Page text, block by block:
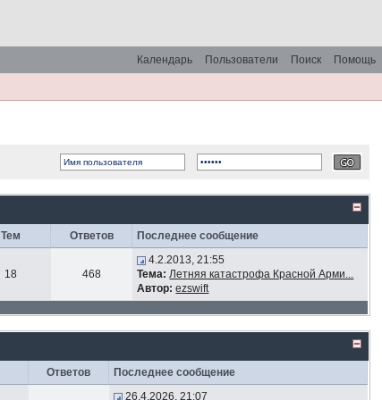
Помощь
Поиск
Пользователи
Календарь
Тем Ответов Последнее сообщение
18 468
4.2.2013, 21:55
Тема: Летняя катастрофа Красной Арми...
Автор: ezswift
Ответов Последнее сообщение
26.4.2026, 21:07